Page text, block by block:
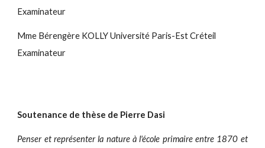
Examinateur
Mme Bérengère KOLLY Université Paris-Est Créteil
Examinateur
Soutenance de thèse de Pierre Dasi
Penser et représenter la nature à l'école primaire entre 1870 et